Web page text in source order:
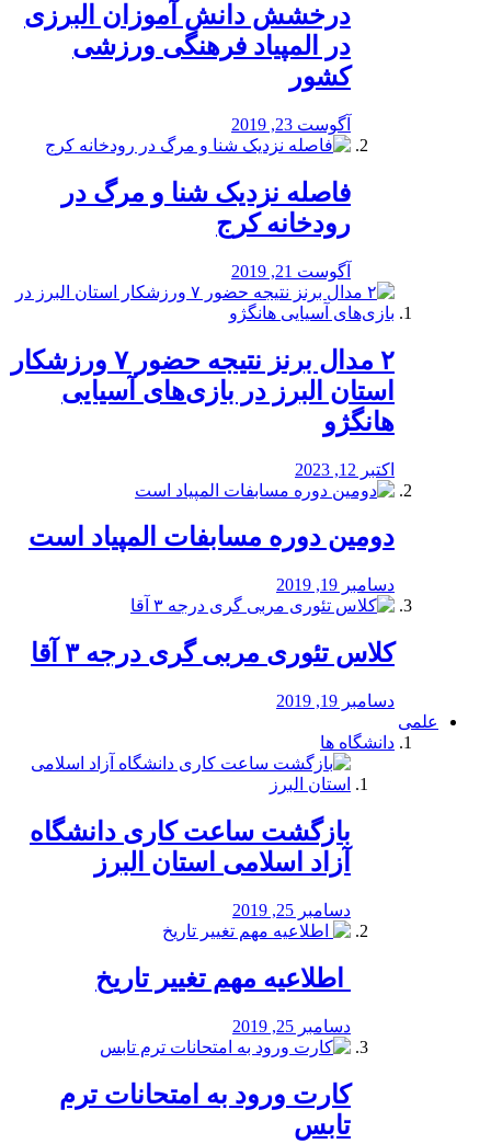
درخشش دانش آموزان البرزی
در المپیاد فرهنگی ورزشی
کشور
آگوست 23, 2019
️فاصله نزدیک شنا و مرگ در
رودخانه کرج
آگوست 21, 2019
۲ مدال برنز نتیجه حضور ۷ ورزشکار
استان البرز در بازی‌های آسیایی
هانگژو
اکتبر 12, 2023
دومین دوره مسابفات المپیاد است
دسامبر 19, 2019
کلاس تئوری مربی گری درجه ۳ آقا
دسامبر 19, 2019
علمی
دانشگاه ها
بازگشت ساعت کاری دانشگاه
آزاد اسلامی استان البرز
دسامبر 25, 2019
️ اطلاعیه مهم تغییر تاریخ
دسامبر 25, 2019
کارت ورود به امتحانات ترم
تابس